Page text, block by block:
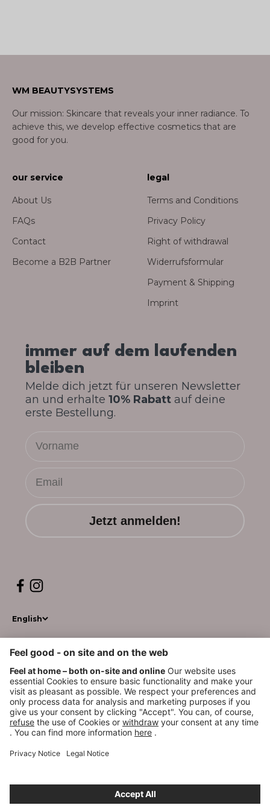
WM BEAUTYSYSTEMS
Our mission: Skincare that reveals your inner radiance. To
achieve this, we develop effective cosmetics that are
good for you.
our service
About Us
FAQs
Contact
Become a B2B Partner
legal
Terms and Conditions
Privacy Policy
Right of withdrawal
Widerrufsformular
Payment & Shipping
Imprint
immer auf dem laufenden
bleiben
Melde dich jetzt für unseren Newsletter
an und erhalte 10% Rabatt auf deine
erste Bestellung.
Jetzt anmelden!
English
© 2026, WM BEAUTYSYSTEMS
für die GoGreen Plus-Sendungen genutzt werden. Dies bedeutet nicht
zwangsläufig, dass die konkrete Sendung physisch mit Fahrzeugen oder über